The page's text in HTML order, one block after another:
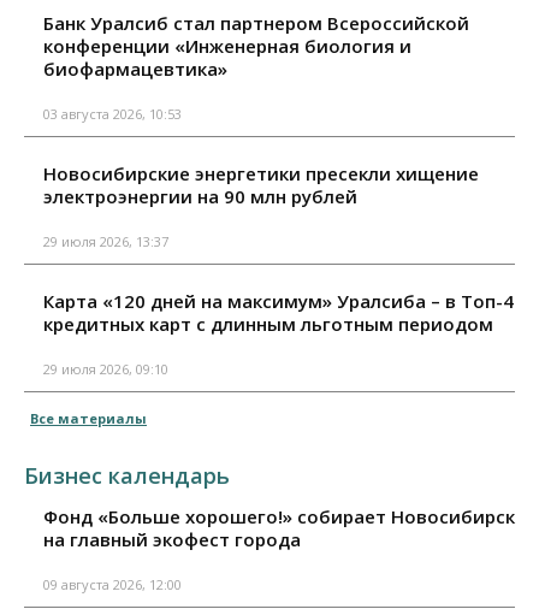
Банк Уралсиб стал партнером Всероссийской
конференции «Инженерная биология и
биофармацевтика»
03 августа 2026, 10:53
Новосибирские энергетики пресекли хищение
электроэнергии на 90 млн рублей
29 июля 2026, 13:37
Карта «120 дней на максимум» Уралсиба – в Топ-4
кредитных карт с длинным льготным периодом
29 июля 2026, 09:10
Все материалы
Бизнес календарь
Фонд «Больше хорошего!» собирает Новосибирск
на главный экофест города
09 августа 2026, 12:00